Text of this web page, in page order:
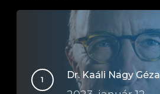
Dr. Kaáli Nagy Géza